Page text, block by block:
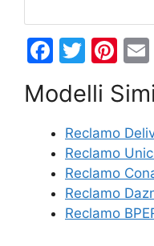
F
c
e
b
o
o
k
T
w
itt
er
Pi
nt
er
e
st
Modelli
Reclamo
Reclamo
Reclamo
Reclamo
Reclamo